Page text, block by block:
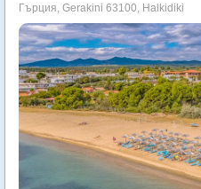
Гърция, Gerakini 63100, Halkidiki